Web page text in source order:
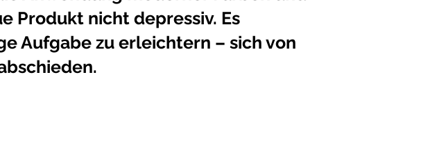
Produkt nicht depressiv. Es
Aufgabe zu erleichtern – sich von